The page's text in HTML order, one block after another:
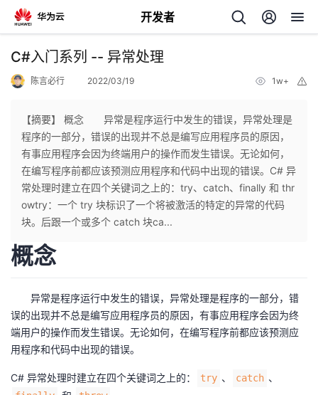
开发者
返
个
人
我
发
者
我
C#入门系列 -- 异常处理
陈言必行 2022/03/19 1w+
【摘要】 概念 异常是程序运行中发生的错误，异常处理是
程序的一部分，错误的出现并不总是编写应用程序员的原因，
有事应用程序会因为终端用户的操作而发生错误。无论如何，
在编写程序前都应该预测应用程序和代码中出现的错误。C# 异
常处理时建立在四个关键词之上的：try、catch、finally 和 thr
owtry：一个 try 块标识了一个将被激活的特定的异常的代码
块。后跟一个或多个 catch 块ca...
概念
异常是程序运行中发生的错误，异常处理是程序的一部分，错
误的出现并不总是编写应用程序员的原因，有事应用程序会因为终
端用户的操作而发生错误。无论如何，在编写程序前都应该预测应
用程序和代码中出现的错误。
C# 异常处理时建立在四个关键词之上的： try 、 catch 、